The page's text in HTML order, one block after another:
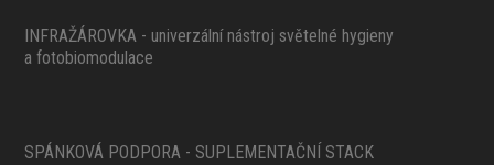
INFRAŽÁROVKA - univerzální nástroj světelné hygieny
a fotobiomodulace
SPÁNKOVÁ PODPORA - SUPLEMENTAČNÍ STACK